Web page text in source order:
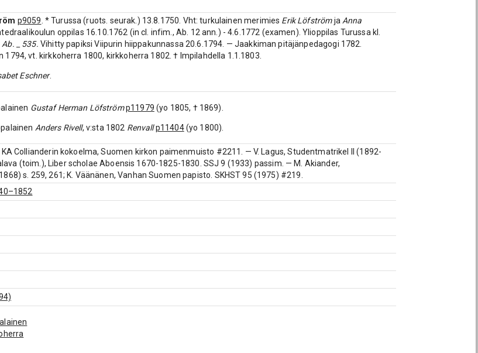
p9059 . * Turussa (ruots. seurak.) 13.8.1750. Vht: turkulainen merimies Erik Löfströmja Anna
oppilas 16.10.1762 (in cl. infim., Ab. 12 ann.) - 4.6.1772 (examen). Ylioppilas Turussa kl.
_ 535. Vihitty papiksi Viipurin hiippakunnassa 20.6.1794. — Jaakkiman pitäjänpedagogi 1782.
1794, vt. kirkkoherra 1800, kirkkoherra 1802. † Impilahdella 1.1.1803.
Eschner.
Gustaf Herman Löfströmp11979 (yo 1805, † 1869).
Anders Rivell, v:sta 1802 Renvall p11404(yo 1800).
KA Collianderin kokoelma, Suomen kirkon paimenmuisto #2211. — V. Lagus, Studentmatrikel II (1892-
(toim.), Liber scholae Aboensis 1670-1825-1830. SSJ 9 (1933) passim. — M. Akiander,
s. 259, 261; K. Väänänen, Vanhan Suomen papisto. SKHST 95 (1975) #219.